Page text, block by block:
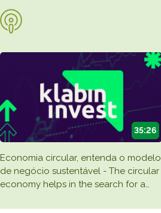
35:26
Economia circular, entenda o modelo
de negócio sustentável - The circular
economy helps in the search for a…